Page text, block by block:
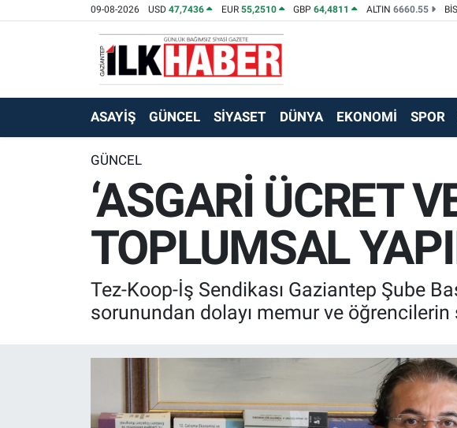
09-08-2026 USD47,7436 EUR 55,2510 GBP64,4811 ALTIN 6660.55
ASAYİŞ GÜNCEL SİYASET DÜNYA EKONOMİ SPOR
GÜNCEL
‘ASGARİ ÜCRET
TOPLUMSAL
Tez-Koop-İş Sendikası Gaziantep Şube
sorunundan dolayı memur ve öğrencilerin
EKONOMİ
SİYASET
SAĞLIK
TEKNOLOJİ
Beyoğlu Hava Durumu
Beyoğlu Trafik Yoğunluk Haritası
Süper Lig Puan Durumu ve Fikstür
Tüm Manşetler
Son Dakika Haberleri
Haber Arşivi